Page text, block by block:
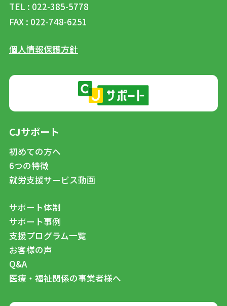
TEL : 022-385-5778
FAX : 022-748-6251
個人情報保護方針
CJサポート
初めての方へ
6つの特徴
就労支援サービス動画
サポート体制
サポート事例
支援プログラム一覧
お客様の声
Q&A
医療・福祉関係の事業者様へ